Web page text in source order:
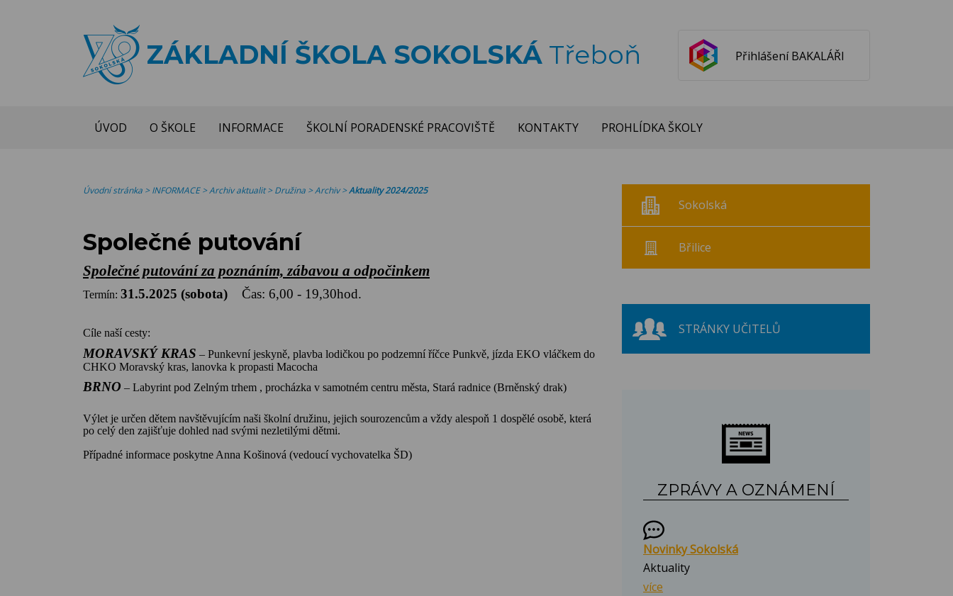
ZÁKLADNÍ ŠKOLA SOKOLSKÁ Třeboň Přihlášení BAKALÁŘI
ÚVOD O ŠKOLE INFORMACE ŠKOLNÍ PORADENSKÉ PRACOVIŠTĚ KONTAKTY PROHLÍDKA ŠKOLY
Úvodní stránka >INFORMACE>Archiv aktualit>Družina >Archiv>Aktuality 2024/2025
Společné putování
Společné putování za poznáním, zábavou a odpočinkem
Termín: 31.5.2025 (sobota) Čas: 6,00 - 19,30hod.
Cíle naší cesty:
MORAVSKÝ KRAS – Punkevní jeskyně, plavba lodičkou po podzemní říčce Punkvě, jízda EKO vláčkem do
CHKO Moravský kras, lanovka k propasti Macocha
BRNO – Labyrint pod Zelným trhem , procházka v samotném centru města, Stará radnice (Brněnský drak)
Výlet je určen dětem navštěvujícím naši školní družinu, jejich sourozencům a vždy alespoň 1 dospělé osobě, která
po celý den zajišťuje dohled nad svými nezletilými dětmi.
Případné informace poskytne Anna Košinová (vedoucí vychovatelka ŠD)
Sokolská
Břilice
STRÁNKY UČITELŮ
ZPRÁVY A OZNÁMENÍ
Novinky Sokolská
Aktuality
více